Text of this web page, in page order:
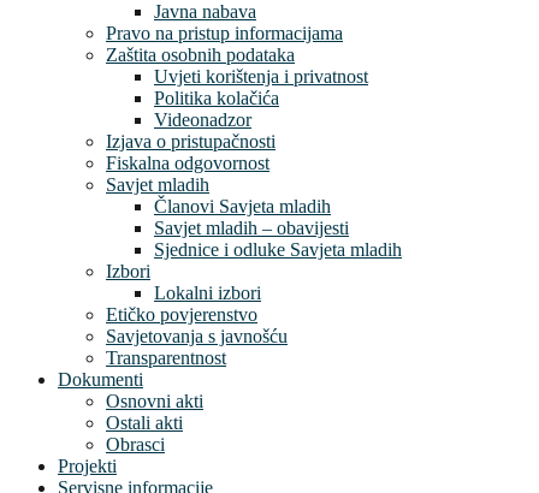
Javna nabava
Pravo na pristup informacijama
Zaštita osobnih podataka
Uvjeti korištenja i privatnost
Politika kolačića
Videonadzor
Izjava o pristupačnosti
Fiskalna odgovornost
Savjet mladih
Članovi Savjeta mladih
Savjet mladih – obavijesti
Sjednice i odluke Savjeta mladih
Izbori
Lokalni izbori
Etičko povjerenstvo
Savjetovanja s javnošću
Transparentnost
Dokumenti
Osnovni akti
Ostali akti
Obrasci
Projekti
Servisne informacije